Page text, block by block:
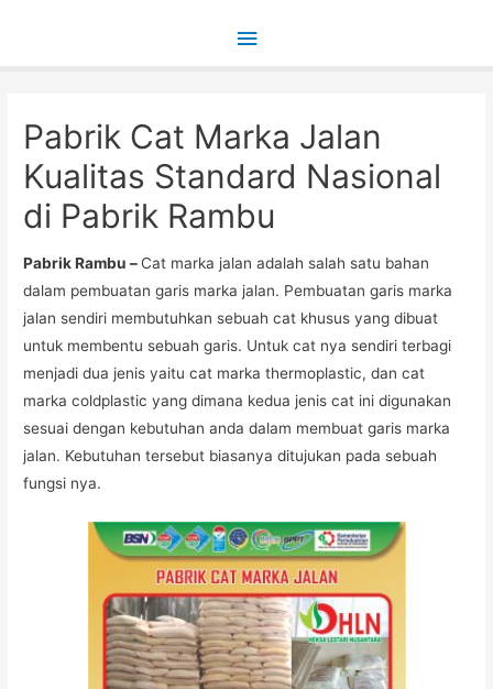
Main
Pabrik Cat Marka Jalan
Kualitas Standard Nasional
di Pabrik Rambu
Pabrik Rambu – Cat marka jalan adalah salah satu bahan
dalam pembuatan garis marka jalan. Pembuatan garis marka
jalan sendiri membutuhkan sebuah cat khusus yang dibuat
untuk membentu sebuah garis. Untuk cat nya sendiri terbagi
menjadi dua jenis yaitu cat marka thermoplastic, dan cat
marka coldplastic yang dimana kedua jenis cat ini digunakan
sesuai dengan kebutuhan anda dalam membuat garis marka
jalan. Kebutuhan tersebut biasanya ditujukan pada sebuah
fungsi nya.